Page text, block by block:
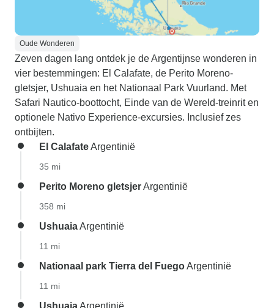
Oude Wonderen
Zeven dagen lang ontdek je de Argentijnse wonderen in
vier bestemmingen: El Calafate, de Perito Moreno-
gletsjer, Ushuaia en het Nationaal Park Vuurland. Met
Safari Nautico-boottocht, Einde van de Wereld-treinrit en
optionele Nativo Experience-excursies. Inclusief zes
ontbijten.
El CalafateArgentinië
35 mi
Perito Moreno gletsjerArgentinië
358 mi
UshuaiaArgentinië
11 mi
Nationaal park Tierra del FuegoArgentinië
11 mi
Ushuaia Argentinië